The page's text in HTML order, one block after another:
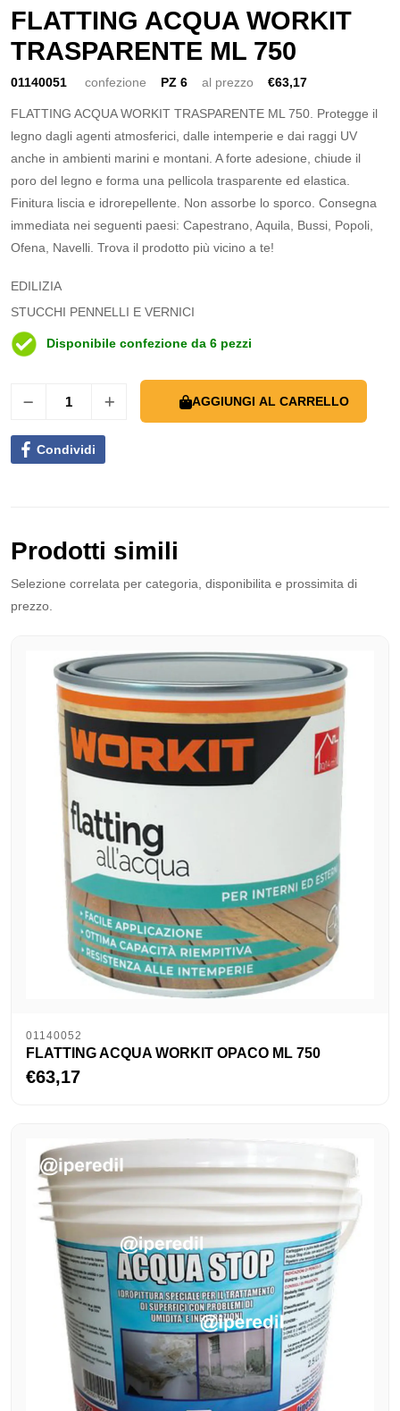
FLATTING ACQUA WORKIT
TRASPARENTE ML 750
01140051 confezione PZ 6 al prezzo €63,17
FLATTING ACQUA WORKIT TRASPARENTE ML 750. Protegge il
legno dagli agenti atmosferici, dalle intemperie e dai raggi UV
anche in ambienti marini e montani. A forte adesione, chiude il
poro del legno e forma una pellicola trasparente ed elastica.
Finitura liscia e idrorepellente. Non assorbe lo sporco. Consegna
immediata nei seguenti paesi: Capestrano, Aquila, Bussi, Popoli,
Ofena, Navelli. Trova il prodotto più vicino a te!
EDILIZIA
STUCCHI PENNELLI E VERNICI
Disponibile confezione da 6 pezzi
AGGIUNGI AL CARRELLO
Condividi
Prodotti simili
Selezione correlata per categoria, disponibilita e prossimita di
prezzo.
01140052
FLATTING ACQUA WORKIT OPACO ML 750
€63,17